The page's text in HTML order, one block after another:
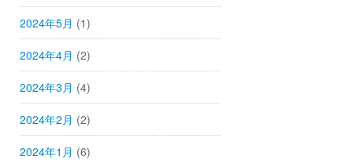
2024年5月 (1)
2024年4月 (2)
2024年3月 (4)
2024年2月 (2)
2024年1月 (6)